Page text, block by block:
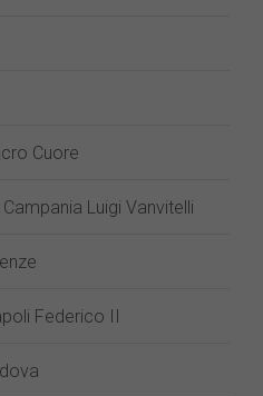
Cuore
Luigi Vanvitelli
Federico II